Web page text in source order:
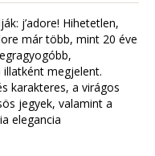
j’adore! Hihetetlen,
már több, mint 20 éve
illatként megjelent.
karakteres, a virágos
jegyek, valamint a
elegancia